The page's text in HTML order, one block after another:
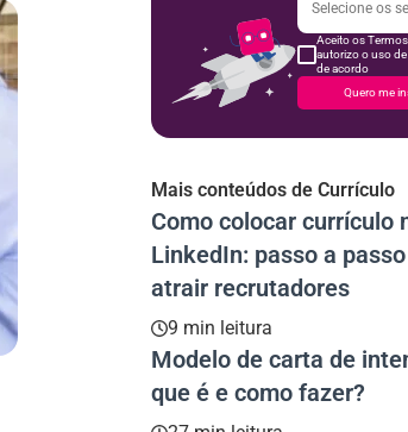
Aceito os
autorizo o uso de meus
de acordo
Quero me
Mais conteúdos de Currículo
Como colocar currículo
LinkedIn: passo a
atrair recrutadores
9 min leitura
Modelo de carta de
que é e como fazer?